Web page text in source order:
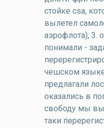
стойке csa,
вылетел
аэрофлота), 3.
понимали -
чешском
предлагали
оказались в
свободу мы
таки